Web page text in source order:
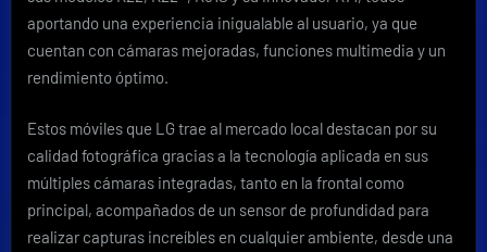
celulares
K
aportando una experiencia inigualable al usuario, ya que
cuentan con cámaras mejoradas, funciones multimedia y un
rendimiento óptimo.
Estos móviles que LG trae al mercado local destacan por su
calidad fotográfica gracias a la tecnología aplicada en sus
múltiples cámaras integradas, tanto en la frontal como
principal, acompañados de un sensor de profundidad para
realizar capturas increíbles en cualquier ambiente, desde una